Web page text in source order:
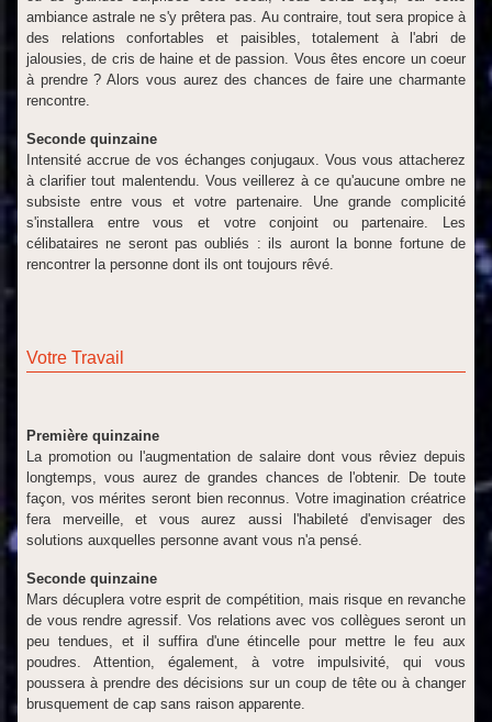
ambiance astrale ne s'y prêtera pas. Au contraire, tout sera propice à
des relations confortables et paisibles, totalement à l'abri de
jalousies, de cris de haine et de passion. Vous êtes encore un coeur
à prendre ? Alors vous aurez des chances de faire une charmante
rencontre.
Seconde quinzaine
Intensité accrue de vos échanges conjugaux. Vous vous attacherez
à clarifier tout malentendu. Vous veillerez à ce qu'aucune ombre ne
subsiste entre vous et votre partenaire. Une grande complicité
s'installera entre vous et votre conjoint ou partenaire. Les
célibataires ne seront pas oubliés : ils auront la bonne fortune de
rencontrer la personne dont ils ont toujours rêvé.
Votre Travail
Première quinzaine
La promotion ou l'augmentation de salaire dont vous rêviez depuis
longtemps, vous aurez de grandes chances de l'obtenir. De toute
façon, vos mérites seront bien reconnus. Votre imagination créatrice
fera merveille, et vous aurez aussi l'habileté d'envisager des
solutions auxquelles personne avant vous n'a pensé.
Seconde quinzaine
Mars décuplera votre esprit de compétition, mais risque en revanche
de vous rendre agressif. Vos relations avec vos collègues seront un
peu tendues, et il suffira d'une étincelle pour mettre le feu aux
poudres. Attention, également, à votre impulsivité, qui vous
poussera à prendre des décisions sur un coup de tête ou à changer
brusquement de cap sans raison apparente.